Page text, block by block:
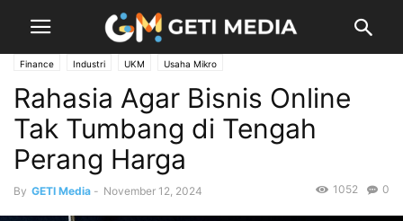
Finance Industri UKM Usaha Mikro
Rahasia Agar Bisnis Online
Tak Tumbang di Tengah
Perang Harga
By GETI Media - November 12, 2024 0
1052